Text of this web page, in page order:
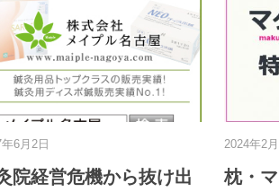
2024年2月28日
用途・タイプ別｜おすすめ